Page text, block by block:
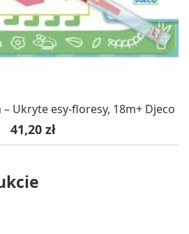
Ukryte esy-floresy, 18m+ Djeco
Cena
41,20 zł